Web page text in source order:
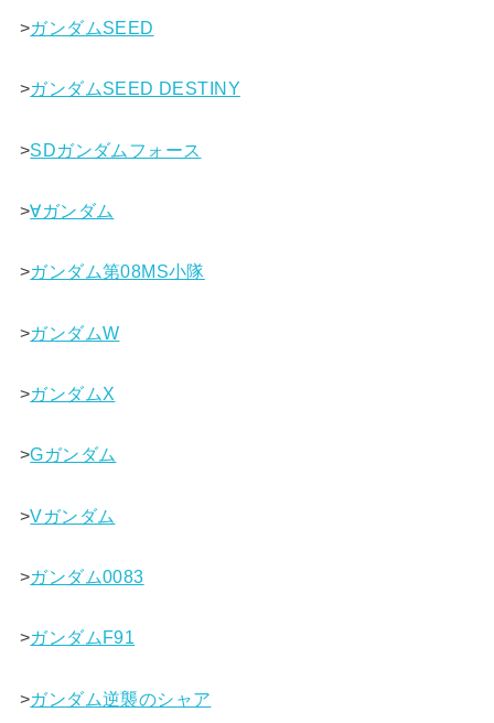
>ガンダムSEED
>ガンダムSEED DESTINY
>SDガンダムフォース
>∀ガンダム
>ガンダム第08MS小隊
>ガンダムW
>ガンダムX
>Gガンダム
>Vガンダム
>ガンダム0083
>ガンダムF91
>ガンダム逆襲のシャア